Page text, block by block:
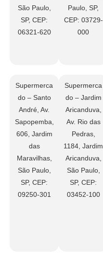
São Paulo,
SP, CEP:
06321-620
Paulo, SP,
CEP: 03729-
000
Supermerca
do – Santo
André, Av.
Sapopemba,
606, Jardim
das
Maravilhas,
São Paulo,
SP, CEP:
09250-301
Supermerca
do – Jardim
Aricanduva,
Av. Rio das
Pedras,
1184, Jardim
Aricanduva,
São Paulo,
SP, CEP:
03452-100